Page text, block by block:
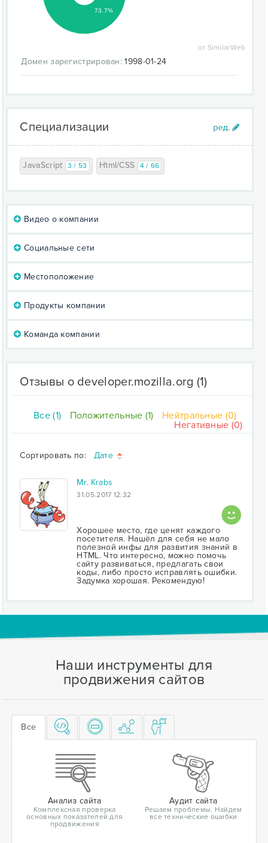
73.7%
от SimilarWeb
Домен зарегистрирован: 1998-01-24
Специализации
JavaScript 3 / 53 Html/CSS 4 / 66
Видео о компании
Социальные сети
Местоположение
Продукты компании
Команда компании
Отзывы о developer.mozilla.org (1)
Все (1) Положительные (1)
Нейтральные (0)
Негативные (0)
Сортировать по: Дате
Mr. Krabs
31.05.2017 12:32
Хорошее место, где ценят каждого
посетителя. Нашёл для себя не мало
полезной инфы для развития знаний в
HTML. Что интересно, можно помочь
сайту развиваться, предлагать свои
коды, либо просто исправлять ошибки.
Задумка хорошая. Рекомендую!
Наши инструменты для
продвижения сайтов
Все
Анализ сайта
Комплексная проверка
основных показателей для
продвижения
Аудит сайта
Решаем проблемы. Найдем
все технические ошибки